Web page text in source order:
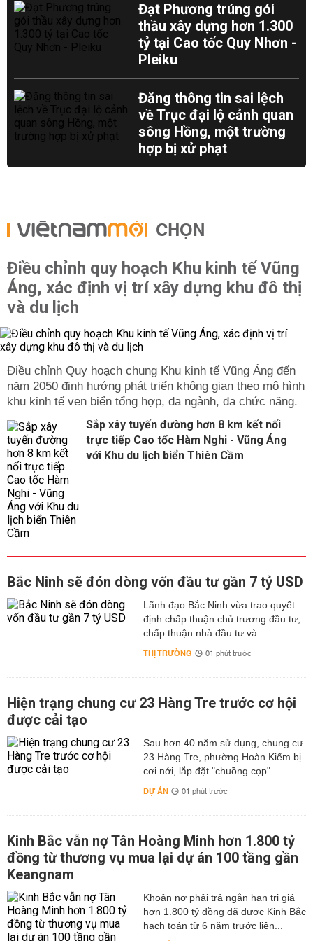
Đạt Phương trúng gói
thầu xây dựng hơn 1.300
tỷ tại Cao tốc Quy Nhơn -
Pleiku
Đăng thông tin sai lệch
về Trục đại lộ cảnh quan
sông Hồng, một trường
hợp bị xử phạt
CHỌN
Điều chỉnh quy hoạch Khu kinh tế Vũng
Áng, xác định vị trí xây dựng khu đô thị
và du lịch
Điều chỉnh Quy hoạch chung Khu kinh tế Vũng Áng đến
năm 2050 định hướng phát triển không gian theo mô hình
khu kinh tế ven biển tổng hợp, đa ngành, đa chức năng.
Sắp xây tuyến đường hơn 8 km kết nối
trực tiếp Cao tốc Hàm Nghi - Vũng Áng
với Khu du lịch biển Thiên Cầm
Bắc Ninh sẽ đón dòng vốn đầu tư gần 7 tỷ USD
Lãnh đạo Bắc Ninh vừa trao quyết
định chấp thuận chủ trương đầu tư,
chấp thuận nhà đầu tư và...
THỊ TRƯỜNG 01 phút trước
Hiện trạng chung cư 23 Hàng Tre trước cơ hội
được cải tạo
Sau hơn 40 năm sử dụng, chung cư
23 Hàng Tre, phường Hoàn Kiếm bị
cơi nới, lắp đặt "chuồng cọp"...
DỰ ÁN 01 phút trước
Kinh Bắc vẫn nợ Tân Hoàng Minh hơn 1.800 tỷ
đồng từ thương vụ mua lại dự án 100 tầng gần
Keangnam
hơn 1.800 tỷ đồng đã được Kinh Bắc
hạch toán từ 6 năm trước liên...